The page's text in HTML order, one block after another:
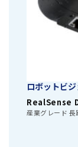
ロボットビ
RealSense
産業グレード